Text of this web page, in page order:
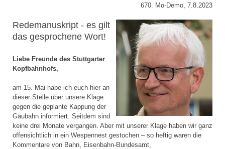
670. Mo-Demo, 7.8.2023
Redemanuskript - es gilt
das gesprochene Wort!
Liebe Freunde des Stuttgarter
Kopfbahnhofs,
am 15. Mai habe ich euch hier an
dieser Stelle über unsere Klage
gegen die geplante Kappung der
Gäubahn informiert. Seitdem sind
keine drei Monate vergangen. Aber mit unserer Klage haben wir ganz
offensichtlich in ein Wespennest gestochen – so heftig waren die
Kommentare von Bahn, Eisenbahn-Bundesamt,